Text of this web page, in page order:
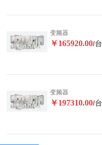
变频器
￥165920.00/台
变频器
￥197310.00/台